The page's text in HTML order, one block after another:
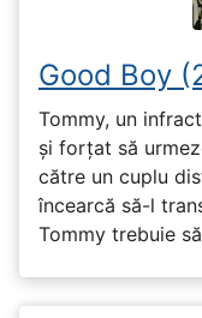
Good Boy
Tommy, un
și forțat să
către un cuplu
încearcă să-l
Tommy trebuie